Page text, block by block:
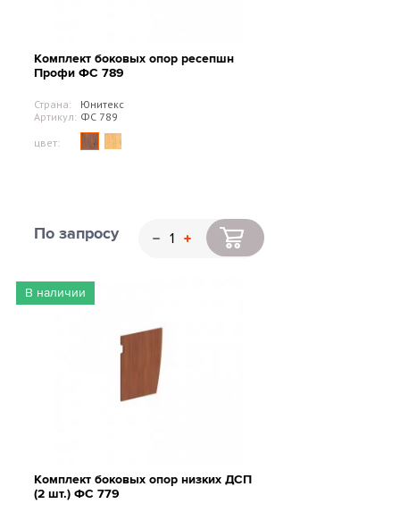
Комплект боковых опор ресепшн
Профи ФС 789
Страна:
Юнитекс
Артикул: ФС 789
цвет:
По запросу
В наличии
Комплект боковых опор низких ДСП
(2 шт.) ФС 779